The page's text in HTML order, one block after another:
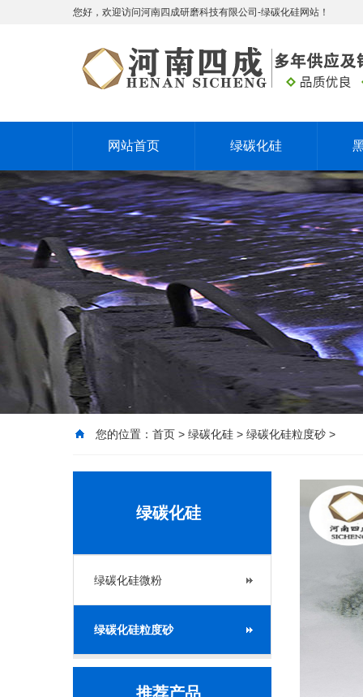
您好，欢迎访问河南四成研磨科技有限公司-绿碳化硅网站！
网站首页 绿碳化硅
您的位置： 首页 > 绿碳化硅 > 绿碳化硅粒度砂 >
绿碳化硅
绿碳化硅微粉
绿碳化硅粒度砂
推荐产品